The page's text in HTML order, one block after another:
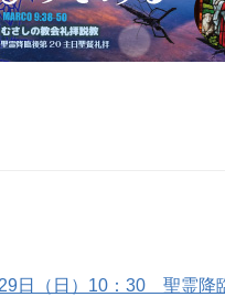
29日（日）10：30 聖霊降